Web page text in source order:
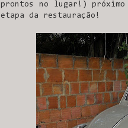
prontos no lugar!) próximo
etapa da restauração!